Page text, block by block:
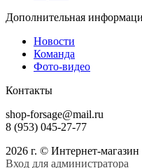
Дополнительная
Новости
Команда
Фото-видео
Контакты
shop-forsage@mail.ru
8 (953) 045-27-77
2026 г. © Интернет-
Вход для администратора